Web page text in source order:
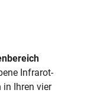
Infrarot-
in Ihren vier